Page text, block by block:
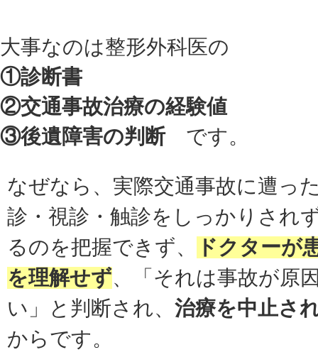
大事なのは整形外科医の
①診断書
②交通事故治療の経験値
③後遺障害の判断 です。
なぜなら、実際交通事故に遭っ
診・視診・触診をしっかりされ
るのを把握できず、
ドクターが
を理解せず、「それは事故が原
い」と判断され、 治療を中止さ
からです。